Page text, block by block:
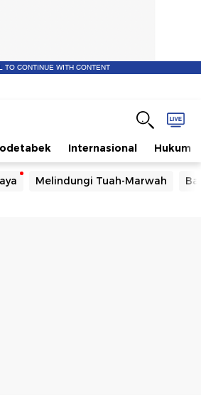
TO CONTINUE WITH CONTENT
Internasional Hukum
Melindungi Tuah-Marwah